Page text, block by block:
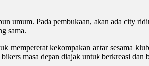
umum. Pada pembukaan, akan ada city
sama.
kekompakan antar sesama
masa depan diajak untuk berkreasi dan